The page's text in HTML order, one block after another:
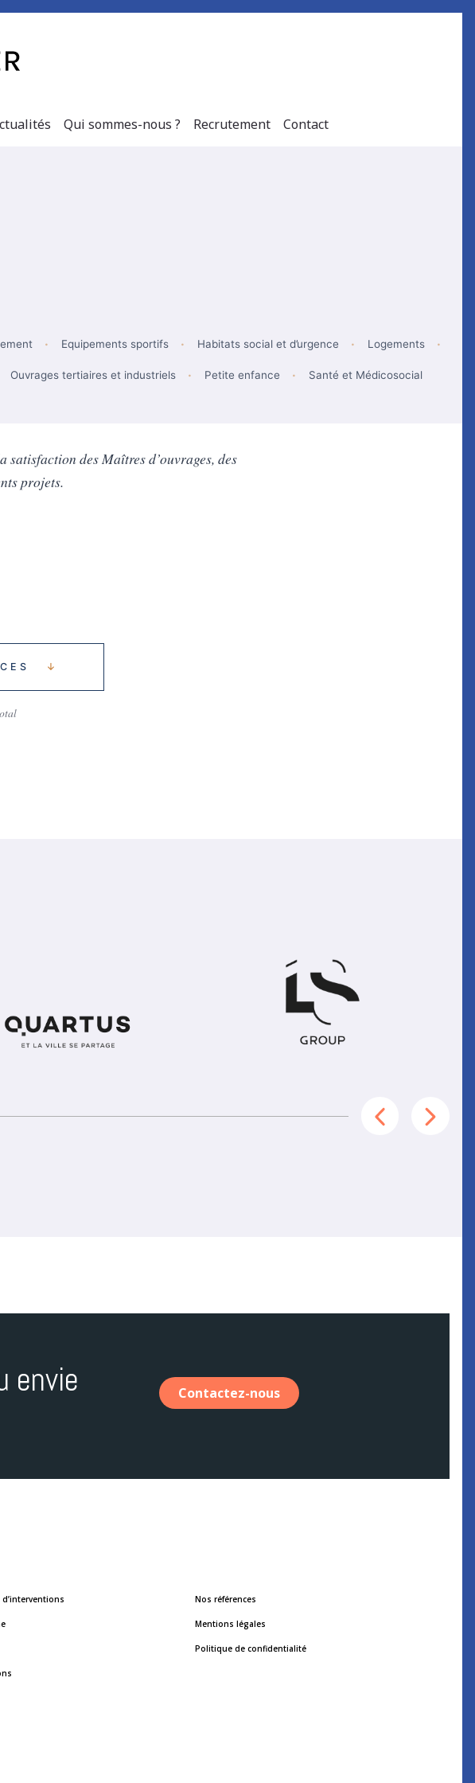
Qui sommes-nous ? Recrutement Contact
Equipements sportifs Habitats social et d’urgence Logements
Ouvrages tertiaires et industriels Petite enfance Santé et Médicosocial
des Maîtres d’ouvrages, des
projets.
↓
envie Contactez-nous
Nos références
Mentions légales
Politique de confidentialité